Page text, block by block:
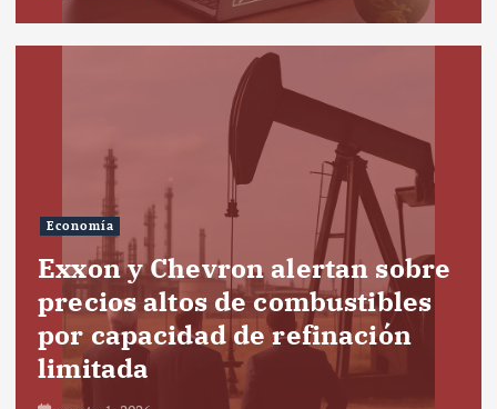
Economía
Exxon y Chevron alertan sobre
precios altos de combustibles
por capacidad de refinación
limitada